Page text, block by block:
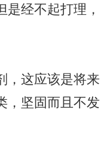
经不起打理，
这应该是将来
，坚固而且不发